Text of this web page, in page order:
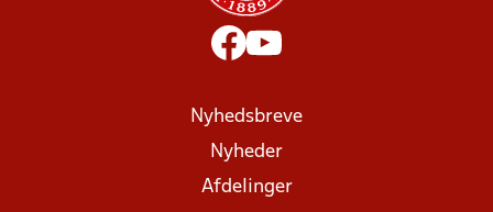
Nyhedsbreve
Nyheder
Afdelinger